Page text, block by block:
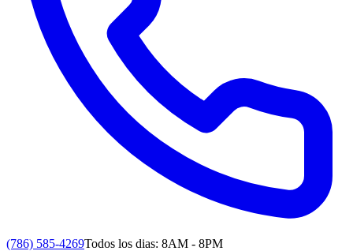
(786) 585-4269Todos los dias: 8AM - 8PM